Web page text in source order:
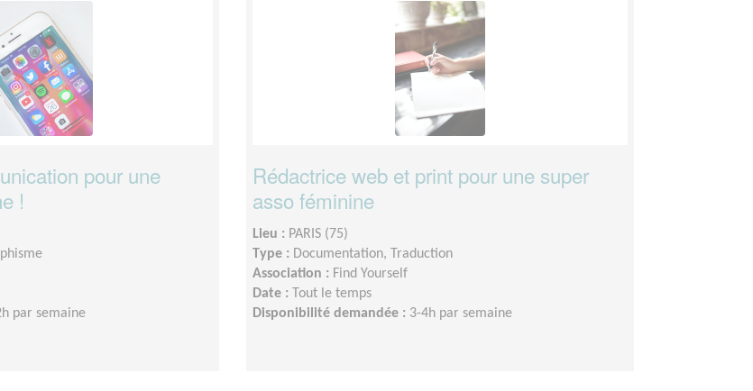
pour une
!
par semaine
Rédactrice web et print pour une super
asso féminine
Lieu : PARIS (75)
Type : Documentation, Traduction
Association : Find Yourself
Date :
Tout le temps
Disponibilité demandée : 3-4h par semaine